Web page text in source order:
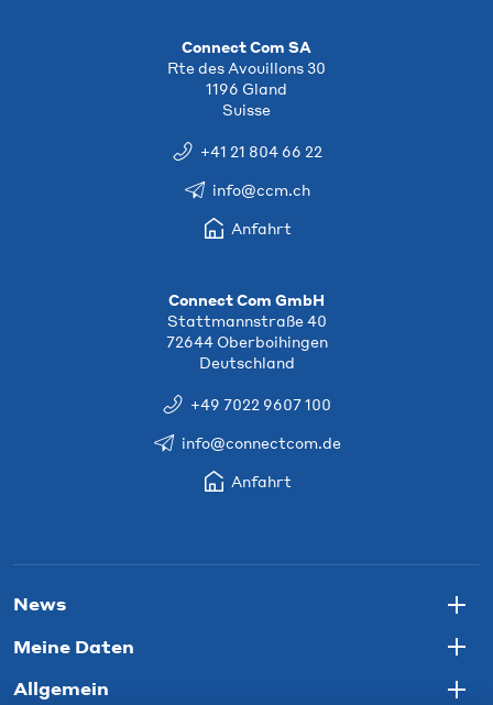
Connect Com SA
Rte des Avouillons 30
1196 Gland
Suisse
+41 21 804 66 22
info@ccm.ch
Anfahrt
Connect Com GmbH
Stattmannstraße 40
72644 Oberboihingen
Deutschland
+49 7022 9607 100
info@connectcom.de
Anfahrt
News
Meine Daten
Allgemein